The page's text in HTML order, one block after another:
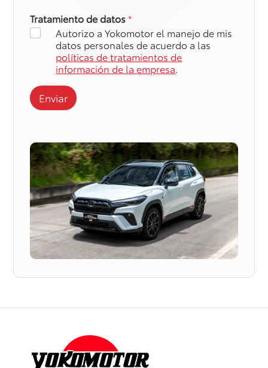
Tratamiento de datos*
Autorizo a Yokomotor el manejo de mis
datos personales de acuerdo a las
políticas de tratamientos de
información de la empresa
Enviar